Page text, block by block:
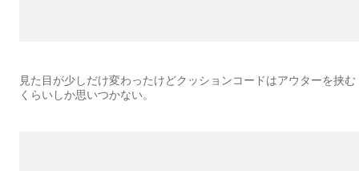
見た目が少しだけ変わったけどクッションコードはアウターを挟む
くらいしか思いつかない。